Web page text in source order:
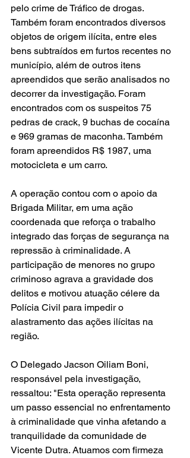
pelo crime de Tráfico de drogas.
Também foram encontrados diversos
objetos de origem ilícita, entre eles
bens subtraídos em furtos recentes no
município, além de outros itens
apreendidos que serão analisados no
decorrer da investigação. Foram
encontrados com os suspeitos 75
pedras de crack, 9 buchas de cocaína
e 969 gramas de maconha. Também
foram apreendidos R$ 1987, uma
motocicleta e um carro.
A operação contou com o apoio da
Brigada Militar, em uma ação
coordenada que reforça o trabalho
integrado das forças de segurança na
repressão à criminalidade. A
participação de menores no grupo
criminoso agrava a gravidade dos
delitos e motivou atuação célere da
Polícia Civil para impedir o
alastramento das ações ilícitas na
região.
O Delegado Jacson Oiliam Boni,
responsável pela investigação,
ressaltou: "Esta operação representa
um passo essencial no enfrentamento
à criminalidade que vinha afetando a
tranquilidade da comunidade de
Vicente Dutra. Atuamos com firmeza